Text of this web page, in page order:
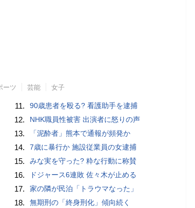
ーツ 芸能 女子
11. 90歳患者を殴る? 看護助手を逮捕
12. NHK職員性被害 出演者に怒りの声
13. 「泥酔者」熊本で通報が頻発か
14. 7歳に暴行か 施設従業員の女逮捕
15. みな実を守った? 粋な行動に称賛
16. ドジャース6連敗 佐々木が止める
17. 家の隣が民泊「トラウマなった」
18. 無期刑の「終身刑化」傾向続く